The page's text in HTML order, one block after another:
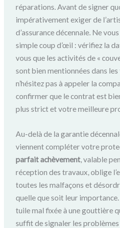
réparations. Avant de signer
impérativement exiger de
d’assurance décennale. Ne
simple coup d’œil : vérifiez la
vous que les activités de «
sont bien mentionnées dans
n’hésitez pas à appeler la
confirmer que le contrat est
plus strict et votre meilleure
Au-delà de la garantie
viennent compléter votre
parfait achèvement, valable
réception des travaux, oblige
toutes les malfaçons et
quelle que soit leur importance.
tuile mal fixée à une gouttière
suffit de signaler les